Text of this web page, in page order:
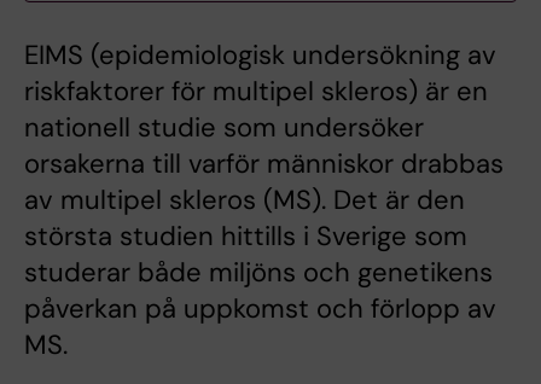
EIMS (epidemiologisk undersökning av
riskfaktorer för multipel skleros) är en
nationell studie som undersöker
orsakerna till varför människor drabbas
av multipel skleros (MS). Det är den
största studien hittills i Sverige som
studerar både miljöns och genetikens
påverkan på uppkomst och förlopp av
MS.